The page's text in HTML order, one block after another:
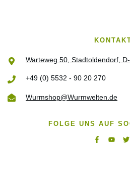
Warteweg 50, Stadtoldendorf,
+49 (0) 5532 - 90 20 270
Wurmshop@Wurmwelten.de
FOLGE UNS AUF